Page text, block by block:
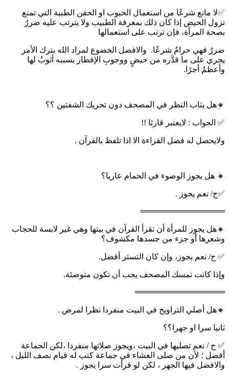
✅لا مانع شرعًا من استعمال الحبوب او الحقن الطبية التي تمنع
نزول الحيض إذا كان ذلك بمعرفة الطبيب ولا يترتب عليه ضررٌ
بصحة المرأة، فإن ترتب على استعمالها
ضررٌ فهي حرامٌ شرعًا. والافضل الخضوع لمراد الله بترك الأمر
يجري على ما قدَّره من حيضٍ ووجوبِ الإفطار بسببه أثوبُ لها
وأعظمُ أجرًا.
🔸هل يثاب النظر في المصحف دون تحريك الشفتين ؟؟
✅ الجواب : لايعتبر قارئا !!
ولايحصل له فضل القراءة الا اذا تلفظ بالقرآن .
🔸 هل يجوز الوضوء في الحمام عاريا؟
✅ج/ نعم يجوز .
═══════════════
🔸هل يجوز للمرأة أن تقرأ القرآن في بيتها وهي غير لابسة للحجاب
وشعرها أو جزء من جسدها مكشوف؟
✅ ج/ نعم يجوز، وإن كان التستر أفضل.
وإذا كانت تمسك المصحف يجب أن تكون متوضئة.
════════════════
🔸هل أصلي التراويح في البيت منفردا نظرا لمرض .
ثانيا سرا او جهرا؟؟
✅ ج / نعم تصليها في البيت ،ويجوز صلاتها منفردا ،لكن الجماعة
أفضل ؛ لأن من صلى العشاء في جماعة كتب له قيام نصف الليل ،
والافضل فيها الجهر ، لكن لو قرأت سرا يجوز .